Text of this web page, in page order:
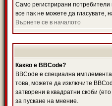
Само регистрирани потребители
все пак не можете да гласувате,
Върнете се в началото
Какво е BBCode?
BBCode е специална
това, можете да изключите
затворени в квадратни скоби
за пускане на мнение.